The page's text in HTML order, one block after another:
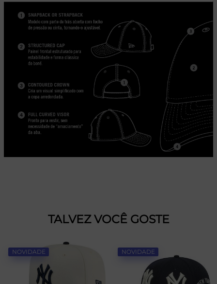
TALVEZ VOCÊ GOSTE
NOVIDADE NOVIDADE